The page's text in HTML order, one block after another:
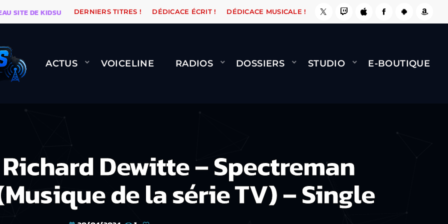
DE KIDSUNE WARÉTRO ORANGE ROAD QUI PASSE, ÇA LE FAIT ! NAMI BERNARD MINET - FLY
DERNIERS TITRES ! DÉDICACE ÉCRIT ! DÉDICACE MUSICALE !
ACTUS VOICELINE RADIOS DOSSIERS STUDIO E-BOUTIQUE
Richard Dewitte – Spectreman
de la série TV) – Single